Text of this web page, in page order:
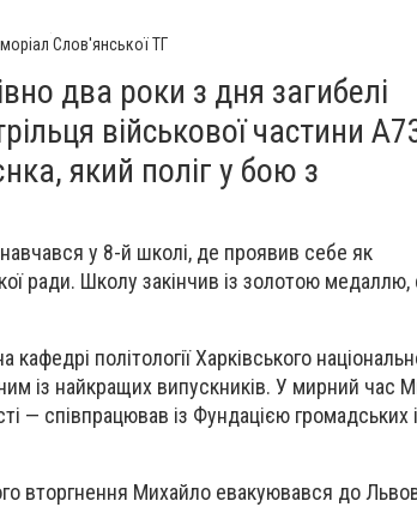
Слов'янської ТГ
два роки з дня загибелі
військової частини
який поліг у бою з
у 8-й школі, де проявив себе як
ради. Школу закінчив із золотою
політології Харківського
із найкращих випускників. У мирний час
— співпрацював із Фундацією громадських
вторгнення Михайло евакуювався до